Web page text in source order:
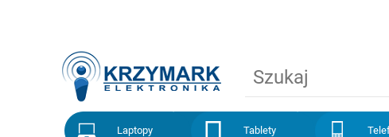
Laptopy Tablety